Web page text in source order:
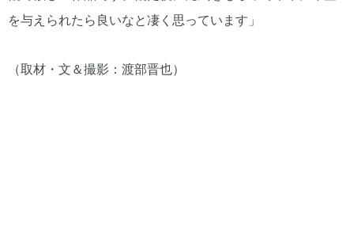
を与えられたら良いなと凄く思っています」
（取材・文＆撮影：渡部晋也）